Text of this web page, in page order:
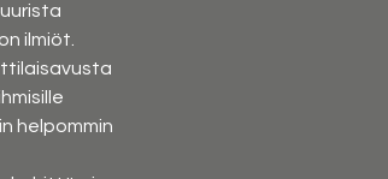
ilmiöt.
helpommin